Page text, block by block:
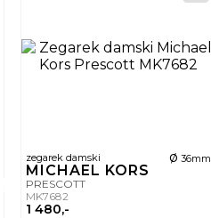
zegarek damski ø 36mm
MICHAEL KORS
PRESCOTT
MK7682
1 480,-